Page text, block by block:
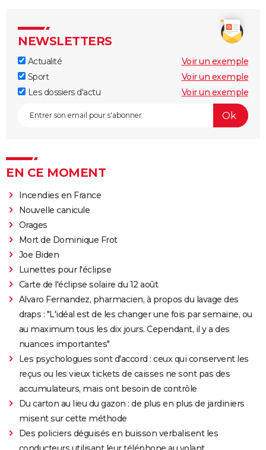
NEWSLETTERS
Actualité
Voir un exemple
Sport
Voir un exemple
Les dossiers d'actu
Voir un exemple
EN CE MOMENT
Incendies en France
Nouvelle canicule
Orages
Mort de Dominique Frot
Joe Biden
Lunettes pour l'éclipse
Carte de l'éclipse solaire du 12 août
Alvaro Fernandez, pharmacien, à propos du lavage des
draps : "L'idéal est de les changer une fois par semaine, ou
au maximum tous les dix jours. Cependant, il y a des
nuances importantes"
Les psychologues sont d'accord : ceux qui conservent les
reçus ou les vieux tickets de caisses ne sont pas des
accumulateurs, mais ont besoin de contrôle
Du carton au lieu du gazon : de plus en plus de jardiniers
misent sur cette méthode
Des policiers déguisés en buisson verbalisent les